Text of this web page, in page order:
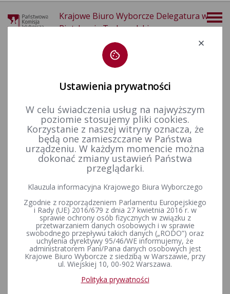
Krajowe Biuro Wyborcze Delegatura w
Piotrkowie Trybunalskim
Wybory Prezydenta Rzeczypospolitej Polskiej Wybory Prezydenta RP w 2025 r.
Obwody głosowania
Postanowienie Nr 36/2025 Komisarza Wyborczego w Piotrkowie Trybunalskim z dnia 7 marca 2025 r. w sprawie utworzenia odrębnych obwodów głosowania w Mieście Bełchatów w wyborach Prezydenta Rzeczypospolitej Polskiej zarządzonych na dzień 18 maja 2025 r.
Postanowienie Nr 36/2025
Komisarza Wyborczego w
Piotrkowie Trybunalskim z
dnia 7 marca 2025 r. w sprawie
utworzenia odrębnych
obwodów głosowania w
Mieście Bełchatów w
Ustawienia prywatności
W celu świadczenia usług na najwyższym
poziomie stosujemy pliki cookies.
Korzystanie z naszej witryny oznacza, że
będą one zamieszczane w Państwa
urządzeniu. W każdym momencie można
dokonać zmiany ustawień Państwa
przeglądarki.
Klauzula informacyjna Krajowego Biura Wyborczego
Zgodnie z rozporządzeniem Parlamentu Europejskiego
i Rady (UE) 2016/679 z dnia 27 kwietnia 2016 r. w
sprawie ochrony osób fizycznych w związku z
przetwarzaniem danych osobowych i w sprawie
swobodnego przepływu takich danych („RODO”) oraz
uchylenia dyrektywy 95/46/WE informujemy, że
administratorem Pani/Pana danych osobowych jest
Krajowe Biuro Wyborcze z siedzibą w Warszawie, przy
ul. Wiejskiej 10, 00-902 Warszawa.
Polityka prywatności